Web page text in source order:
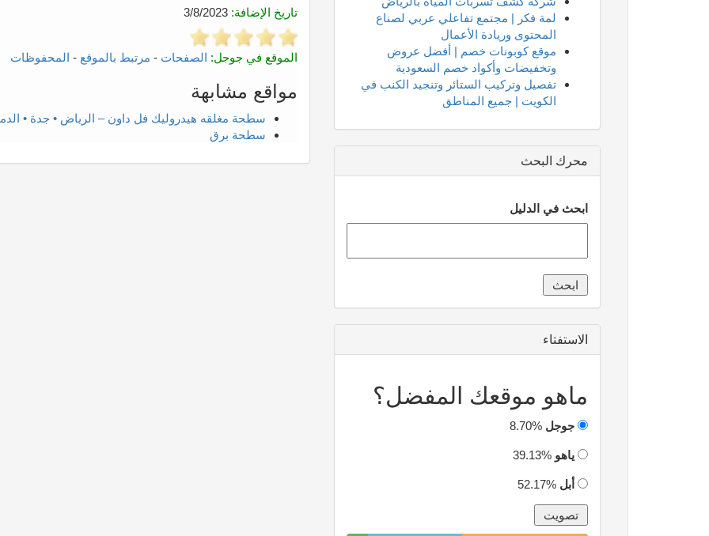
تاريخ الإضافة:
الموقع في جوجل: الصفحات - مرتبط بالموقع - المحفوظات
مواقع مشابهة
سطحة مغلقه هيدروليك فل داون – الرياض • جدة •
سطحة برق
لمة فكر | مجتمع تفاعلي عربي لصناع
المحتوى وريادة الأعمال
موقع كوبونات خصم | أفضل عروض
وتخفيضات وأكواد خصم السعودية
تفصيل وتركيب الستائر وتنجيد الكنب في
الكويت | جميع المناطق
محرك البحث
ابحث في الدليل
الاستفتاء
ماهو موقعك المفضل؟
جوجل 8.70%
ياهو 39.13%
أبل 52.17%